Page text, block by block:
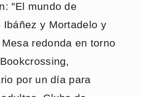
"El mundo de
Ibáñez y Mortadelo y
redonda en torno
por un día para